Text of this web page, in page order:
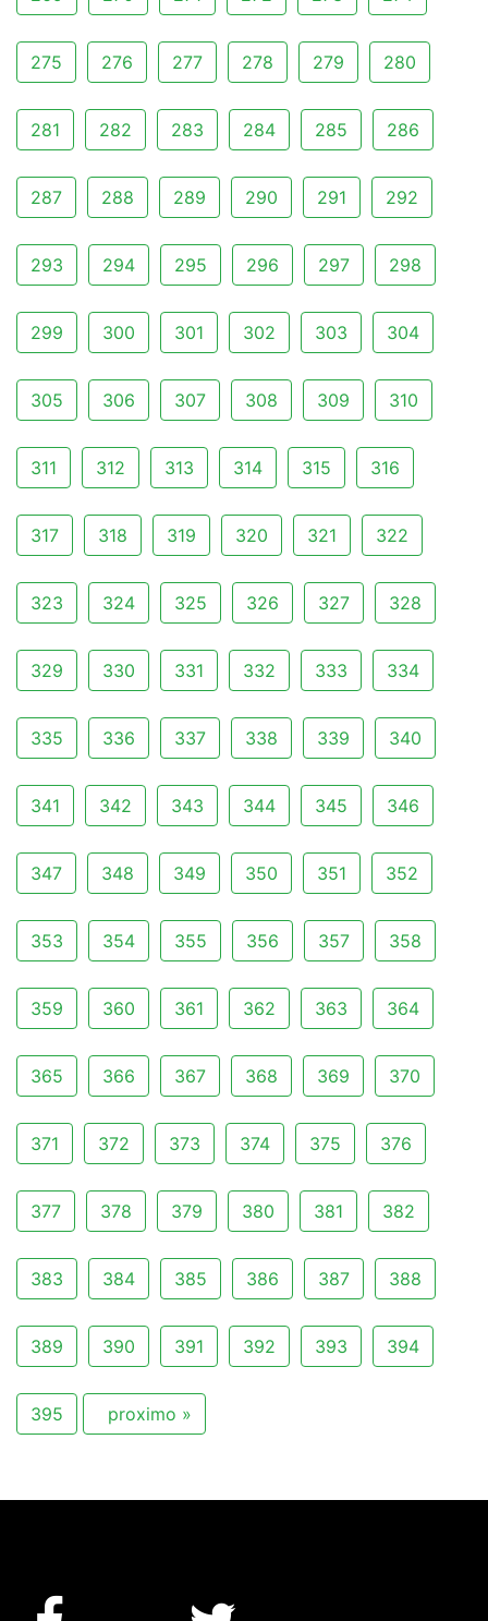
275 276 277 278 279 280
281 282 283 284 285 286
287 288 289 290 291 292
293 294 295 296 297 298
299 300 301 302 303 304
305 306 307 308 309 310
311 312 313 314 315 316
317 318 319 320 321 322
323 324 325 326 327 328
329 330 331 332 333 334
335 336 337 338 339 340
341 342 343 344 345 346
347 348 349 350 351 352
353 354 355 356 357 358
359 360 361 362 363 364
365 366 367 368 369 370
371 372 373 374 375 376
377 378 379 380 381 382
383 384 385 386 387 388
389 390 391 392 393 394
395 proximo »